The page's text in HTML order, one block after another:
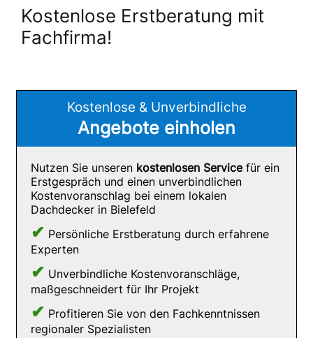
Kostenlose Erstberatung mit
Fachfirma!
Kostenlose & Unverbindliche
Angebote einholen
Nutzen Sie unseren kostenlosen Servicefür ein
Erstgespräch und einen unverbindlichen
Kostenvoranschlag bei einem lokalen
Dachdecker in Bielefeld
✔ Persönliche Erstberatung durch erfahrene
Experten
✔ Unverbindliche Kostenvoranschläge,
maßgeschneidert für Ihr Projekt
✔ Profitieren Sie von den Fachkenntnissen
regionaler Spezialisten